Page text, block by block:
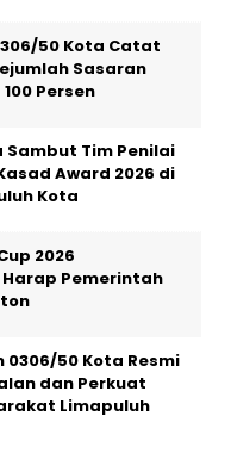
50 Kota Catat
Sasaran
Persen
Sambut Tim Penilai
Award 2026 di
Kota
2026
Pemerintah
0306/50 Kota Resmi
dan Perkuat
Limapuluh